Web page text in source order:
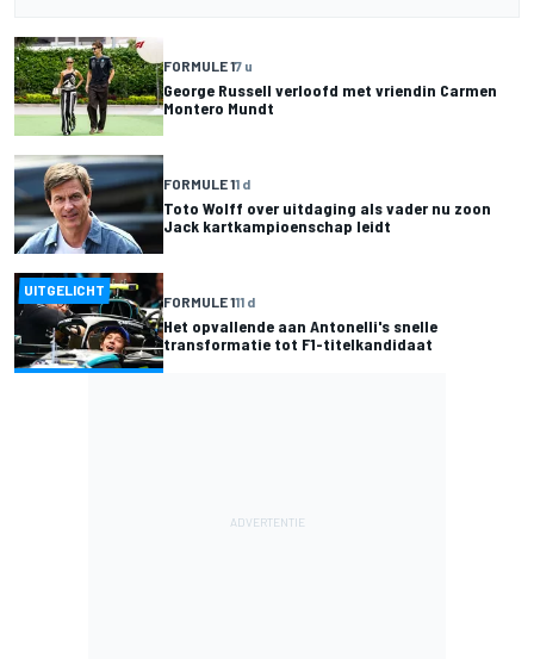
FORMULE 17 u
George Russell verloofd met vriendin Carmen
Montero Mundt
FORMULE 11 d
Toto Wolff over uitdaging als vader nu zoon
Jack kartkampioenschap leidt
UITGELICHT
FORMULE 111 d
Het opvallende aan Antonelli's snelle
transformatie tot F1-titelkandidaat